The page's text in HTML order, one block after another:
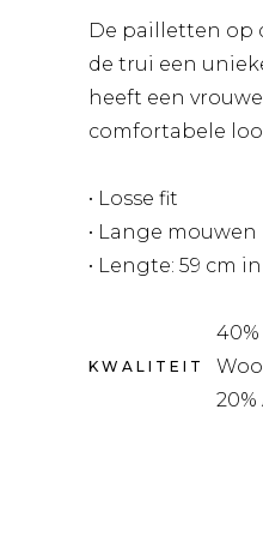
De pailletten op
de trui een
heeft een
comfortabele
• Losse fit
• Lange mouwen
• Lengte: 59 cm
KWALITEIT
40%
20%